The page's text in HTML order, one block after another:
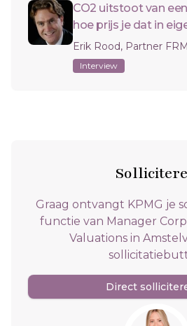
CO2 uitstoot van
hoe prijs je dat in
Erik Rood, Partner
Interview
Graag ontvangt KPMG je
functie van Manager
Valuations in
Direct